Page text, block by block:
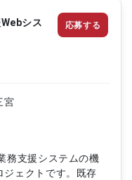
テム導入に伴うユー
び業務要件の整理 ・
および課題の洗い出
定義および基本設
ルの整理およびド
認および受入テス
の分析および改善提
者との各種調整およ
シス
宮
務支援システムの機
ジェクトです。既存
応募する